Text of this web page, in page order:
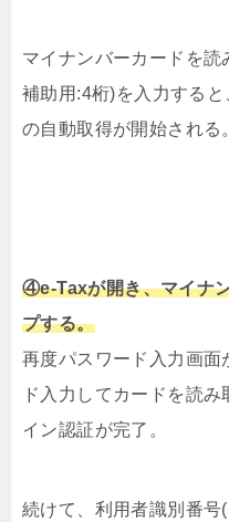
マイナンバーカードを読
補助用:4桁)を入力する
の自動取得が開始される
④e-Taxが開き、マイナ
プする。
再度パスワード入力画面
ド入力してカードを読
イン認証が完了。
続けて、利用者識別番